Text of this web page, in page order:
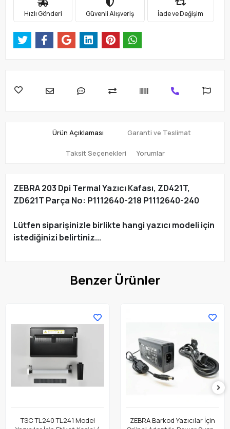
Hızlı Gönderi Güvenli Alışveriş İade ve Değişim
Ürün Açıklaması Garanti ve Teslimat
Taksit Seçenekleri Yorumlar
ZEBRA 203 Dpi Termal Yazıcı Kafası, ZD421T,
ZD621T Parça No: P1112640-218 P1112640-240
Lütfen siparişinizle birlikte hangi yazıcı modeli için
istediğinizi belirtiniz...
Benzer Ürünler
TSC TL240 TL241 Model
ZEBRA Barkod Yazıcılar İçin